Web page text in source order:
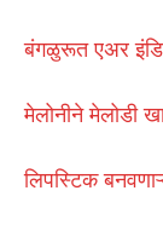
बंगळुरूत एअर
मेलोनीने मेलोडी
लिपस्टिक